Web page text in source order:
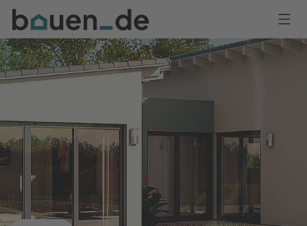
Bauen
Logo
Anmelden